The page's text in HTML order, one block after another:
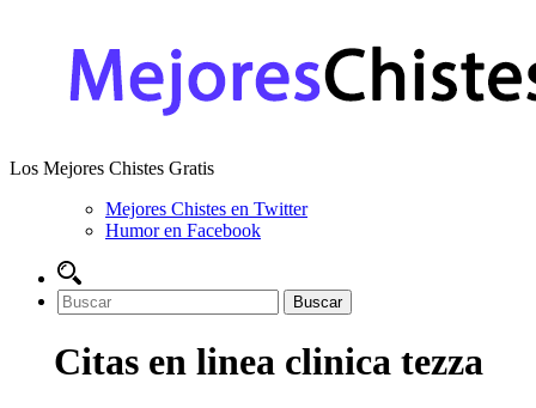
Los Mejores Chistes Gratis
Mejores Chistes en Twitter
Humor en Facebook
Citas en linea clinica tezza